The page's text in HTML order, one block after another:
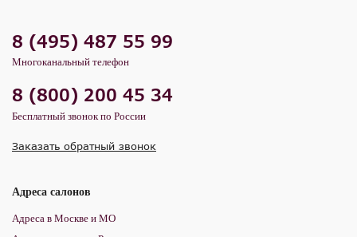
8 (495) 487 55 99
Многоканальный телефон
8 (800) 200 45 34
Бесплатный звонок по России
Заказать обратный звонок
Адреса салонов
Адреса в Москве и МО